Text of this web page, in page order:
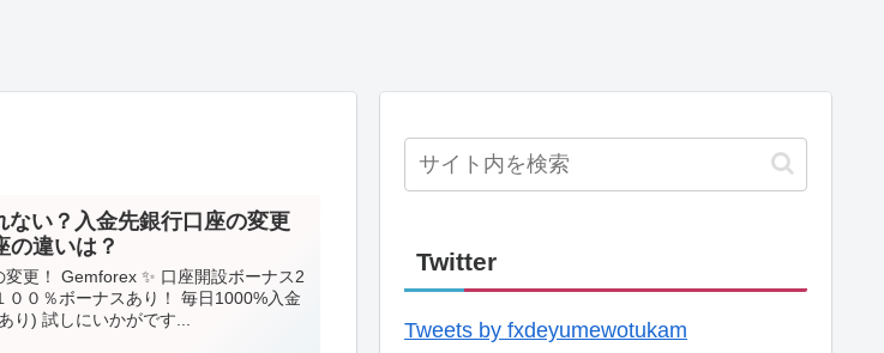
ない？入金先銀行口座の変更
の違いは？
更！ Gemforex ✨ 口座開設ボーナス2
０％ボーナスあり！ 毎日1000%入金
り) 試しにいかがです...
Twitter
Tweets by fxdeyumewotukam